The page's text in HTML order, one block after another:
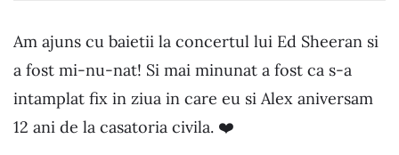
Am ajuns cu baietii la concertul lui Ed Sheeran si
a fost mi-nu-nat! Si mai minunat a fost ca s-a
intamplat fix in ziua in care eu si Alex aniversam
12 ani de la casatoria civila. ❤️